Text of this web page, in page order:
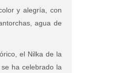
y alegría, con
agua de
el Nilka de la
ha celebrado la